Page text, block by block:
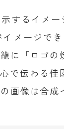
するイメ
メージで
に「ロゴの
で伝わる佳
画像は合成